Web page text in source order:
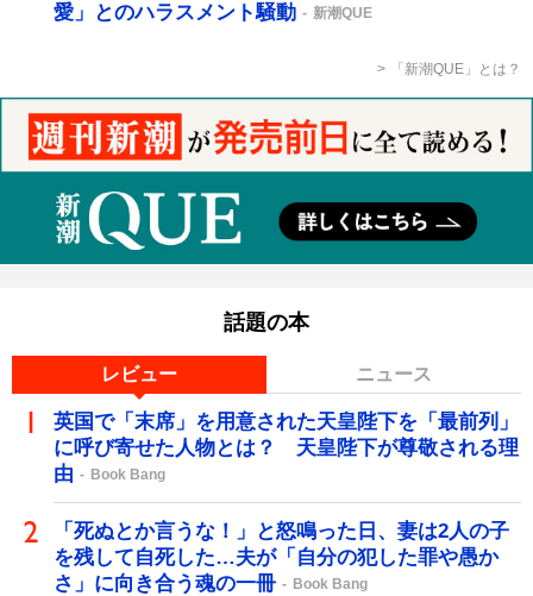
愛」とのハラスメント騒動
新潮QUE
「新潮QUE」とは？
話題の本
レビュー ニュース
英国で「末席」を用意された天皇陛下を「最前列」
に呼び寄せた人物とは？ 天皇陛下が尊敬される理
由
Book Bang
「死ぬとか言うな！」と怒鳴った日、妻は2人の子
を残して自死した…夫が「自分の犯した罪や愚か
さ」に向き合う魂の一冊
Book Bang